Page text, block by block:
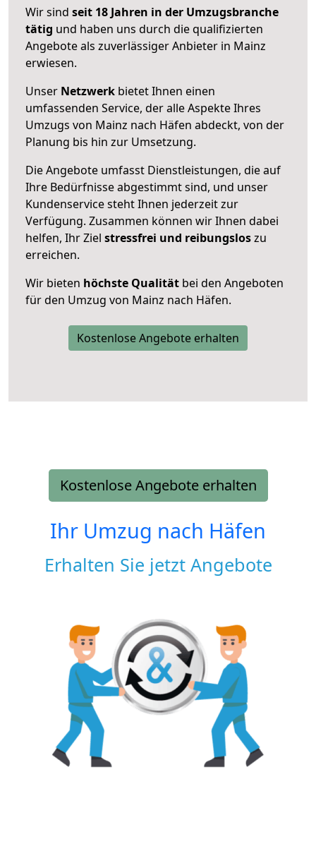
Wir sind seit 18 Jahren in der Umzugsbranche
tätig und haben uns durch die qualifizierten
Angebote als zuverlässiger Anbieter in Mainz
erwiesen.
Unser Netzwerk bietet Ihnen einen
umfassenden Service, der alle Aspekte Ihres
Umzugs von Mainz nach Häfen abdeckt, von der
Planung bis hin zur Umsetzung.
Die Angebote umfasst Dienstleistungen, die auf
Ihre Bedürfnisse abgestimmt sind, und unser
Kundenservice steht Ihnen jederzeit zur
Verfügung. Zusammen können wir Ihnen dabei
helfen, Ihr Ziel stressfrei und reibungsloszu
erreichen.
Wir bieten höchste Qualität bei den Angeboten
für den Umzug von Mainz nach Häfen.
Kostenlose Angebote erhalten
Kostenlose Angebote erhalten
Ihr Umzug nach Häfen
Erhalten Sie jetzt Angebote